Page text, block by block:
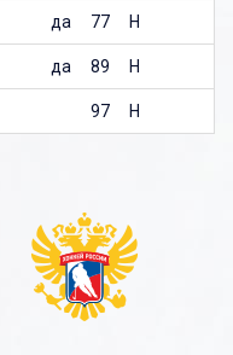
да 77 Н
да 89 Н
97 Н